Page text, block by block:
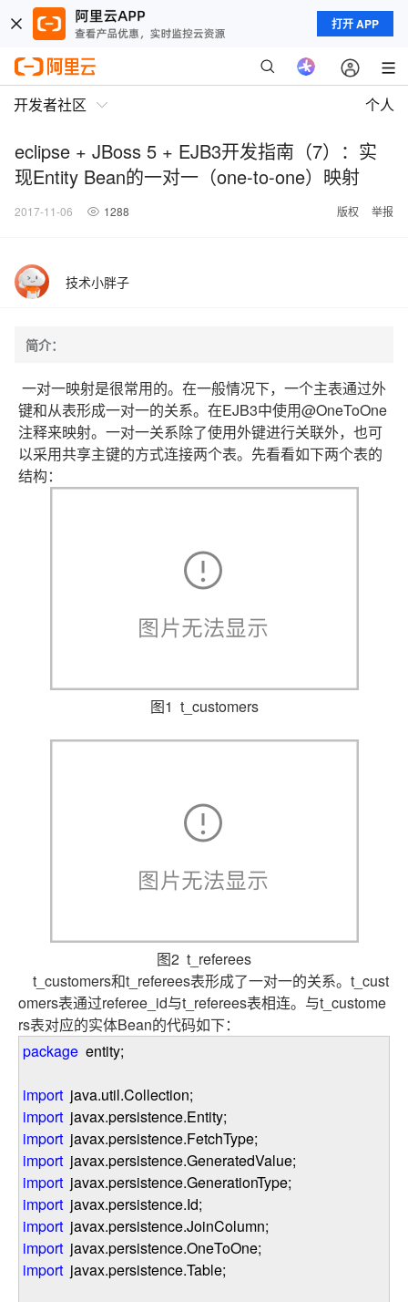
打开 APP
开发者社区 个人
eclipse + JBoss 5 + EJB3开发指南（7）：实
现Entity Bean的一对一（one-to-one）映射
2017-11-06 1288 版权 举报
技术小胖子
简介：
一对一映射是很常用的。在一般情况下，一个主表通过外
键和从表形成一对一的关系。在EJB3中使用@OneToOne
注释来映射。一对一关系除了使用外键进行关联外，也可
以采用共享主键的方式连接两个表。先看看如下两个表的
结构：
图1 t_customers
图2 t_referees
t_customers和t_referees表形成了一对一的关系。t_cust
omers表通过referee_id与t_referees表相连。与t_custome
rs表对应的实体Bean的代码如下：
package entity;
import java.util.Collection;
import javax.persistence.Entity;
import javax.persistence.FetchType;
import javax.persistence.GeneratedValue;
import javax.persistence.GenerationType;
import javax.persistence.Id;
import javax.persistence.JoinColumn;
import javax.persistence.OneToOne;
import javax.persistence.Table;